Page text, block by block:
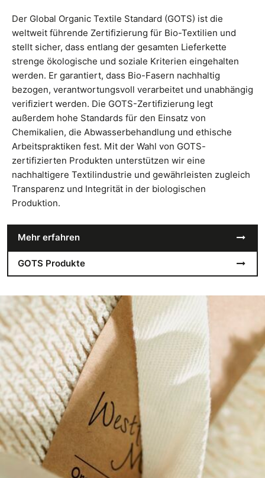
Der Global Organic Textile Standard (GOTS) ist die
weltweit führende Zertifizierung für Bio-Textilien und
stellt sicher, dass entlang der gesamten Lieferkette
strenge ökologische und soziale Kriterien eingehalten
werden. Er garantiert, dass Bio-Fasern nachhaltig
bezogen, verantwortungsvoll verarbeitet und unabhängig
verifiziert werden. Die GOTS-Zertifizierung legt
außerdem hohe Standards für den Einsatz von
Chemikalien, die Abwasserbehandlung und ethische
Arbeitspraktiken fest. Mit der Wahl von GOTS-
zertifizierten Produkten unterstützen wir eine
nachhaltigere Textilindustrie und gewährleisten zugleich
Transparenz und Integrität in der biologischen
Produktion.
Mehr erfahren
GOTS Produkte